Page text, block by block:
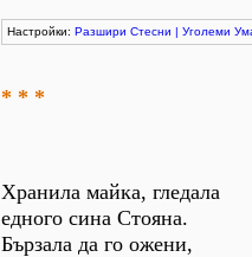
Настройки: Разшири Стесни | Уголеми
* * *
Хранила майка, гледала
едного сина Стояна.
Бързала да го ожени,